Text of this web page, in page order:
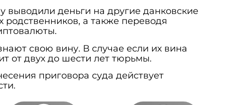
выводили деньги на другие данковские
родственников, а также переводя
свою вину. В случае если их вина
от двух до шести лет тюрьмы.
приговора суда действует